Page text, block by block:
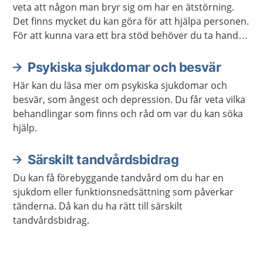
veta att någon man bryr sig om har en ätstörning.
Det finns mycket du kan göra för att hjälpa personen.
För att kunna vara ett bra stöd behöver du ta hand
Psykiska sjukdomar och besvär
Här kan du läsa mer om psykiska sjukdomar och
besvär, som ångest och depression. Du får veta vilka
behandlingar som finns och råd om var du kan söka
hjälp.
Särskilt tandvårdsbidrag
Du kan få förebyggande tandvård om du har en
sjukdom eller funktionsnedsättning som påverkar
tänderna. Då kan du ha rätt till särskilt
tandvårdsbidrag.